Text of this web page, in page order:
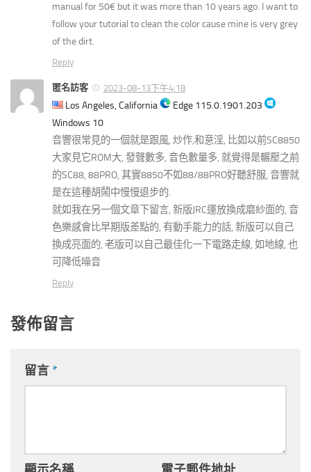
manual for 50€ but it was more than 10 years ago. I want to
follow your tutorial to clean the color cause mine is very grey
of the dirt.
Reply
匿名訪客 2023-08-13下午4:18
Los Angeles, California
Edge 115.0.1901.203
Windows 10
音響很常見的一個就是跟風, 炒作,和意淫, 比如以前SC8850
大家見它ROM大, 發聲數多, 音色數量多, 就覺得是輾壓之前
的SC88, 88PRO, 其實8850不如88/88PRO好聽舒服, 音響就
是在這種胡鬧中慢慢退步的.
就如我在另一個文章下留言, 新版JRC運放換成磨紗面的, 音
色樂感會比早期版差點的, 有動手能力的話, 新版可以自己
換成亮面的, 老版可以自己最佳化一下電路走線, 如地線, 也
可降低噪音
Reply
發佈留言
留言 *